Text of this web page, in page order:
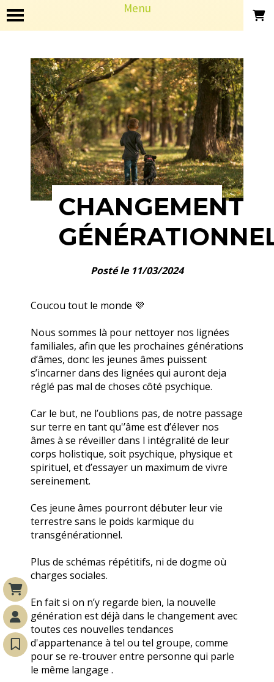
Menu
CHANGEMENT
Posté le 11/03/2024
Coucou tout le monde 💜
Nous sommes là pour nettoyer nos lignées
familiales, afin que les prochaines générations
d’âmes, donc les jeunes âmes puissent
s’incarner dans des lignées qui auront deja
réglé pas mal de choses côté psychique.
Car le but, ne l’oublions pas, de notre passage
sur terre en tant qu'’âme est d’élever nos
âmes à se réveiller dans l intégralité de leur
corps holistique, soit psychique, physique et
spirituel, et d’essayer un maximum de vivre
sereinement.
Ces jeune âmes pourront débuter leur vie
terrestre sans le poids karmique du
transgénérationnel.
Plus de schémas répétitifs, ni de dogme où
charges sociales.
En fait si on n’y regarde bien, la nouvelle
génération est déjà dans le changement avec
toutes ces nouvelles tendances
d'appartenance à tel ou tel groupe, comme
pour se re-trouver entre personne qui parle
le même langage .
Panneau de gestion des cookies